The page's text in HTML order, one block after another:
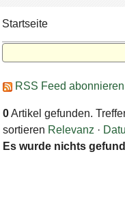
Startseite
RSS Feed abonnieren
0Artikel gefunden.
sortieren Relevanz ·
Es wurde nichts